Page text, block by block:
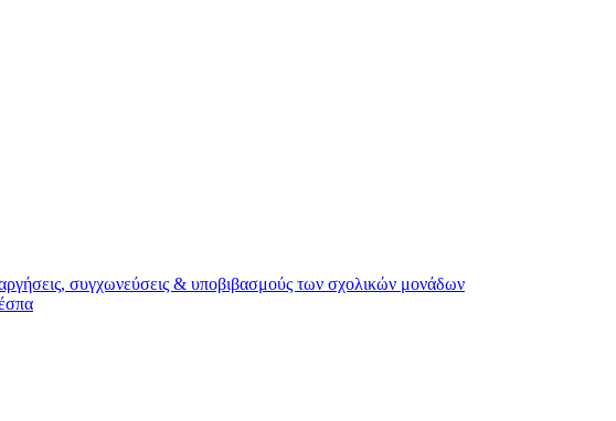
συγχωνεύσεις & υποβιβασμούς των σχολικών μονάδων